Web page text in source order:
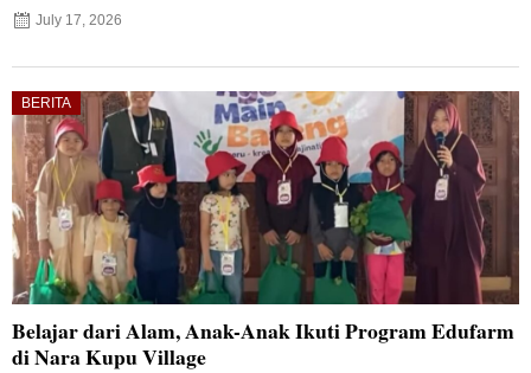
July 17, 2026
BERITA
Belajar dari Alam, Anak-Anak Ikuti Program Edufarm
di Nara Kupu Village